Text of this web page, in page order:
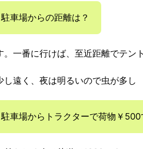
駐車場からの距離は？
一番に行けば、至近距離でテン
し遠く、夜は明るいので虫が多し
駐車場からトラクターで荷物￥500